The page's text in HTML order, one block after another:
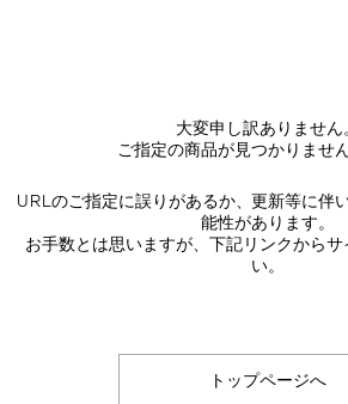
大変申し訳ありません。
ご指定の商品が見つかりませ
URLのご指定に誤りがあるか、更新等に伴
能性があります。
お手数とは思いますが、下記リンクから
い。
トップページへ